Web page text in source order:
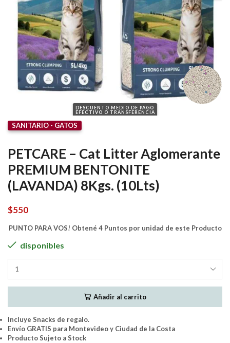
DESCUENTO MEDIO DE PAGO
EFECTIVO O TRANSFERENCIA
SANITARIO - GATOS
PETCARE – Cat Litter Aglomerante
PREMIUM BENTONITE
(LAVANDA) 8Kgs. (10Lts)
$550
PUNTO PARA VOS! Obtené 4 Puntos por unidad de este Producto
disponibles
Litter
BENTONITE
Añadir al carrito
Incluye Snacks de regalo.
Envío GRATIS para Montevideo y Ciudad de la Costa
Producto Sujeto a Stock